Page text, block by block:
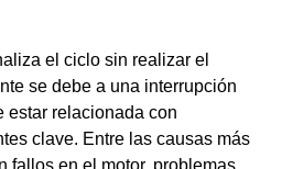
el ciclo sin realizar el
se debe a una interrupción
estar relacionada con
clave. Entre las causas más
fallos en el motor, problemas